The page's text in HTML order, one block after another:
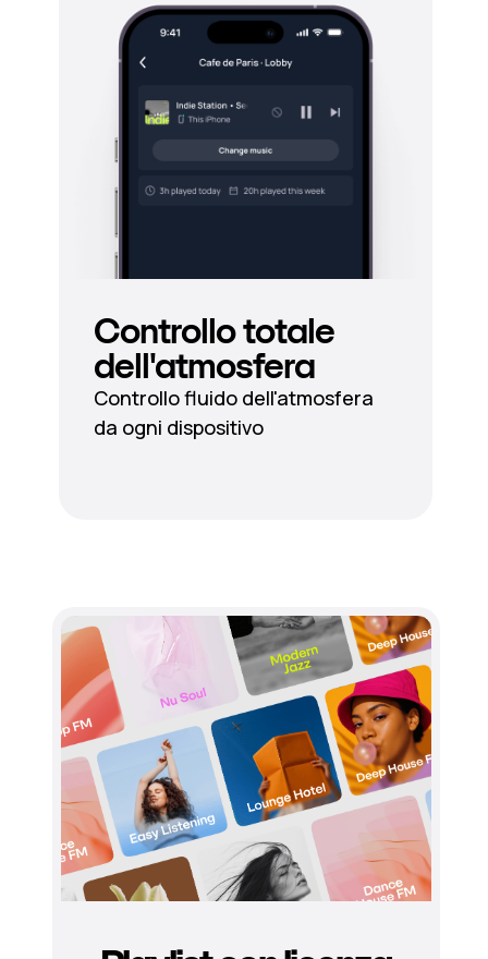
Controllo totale
dell'atmosfera
Controllo fluido dell'atmosfera
da ogni dispositivo